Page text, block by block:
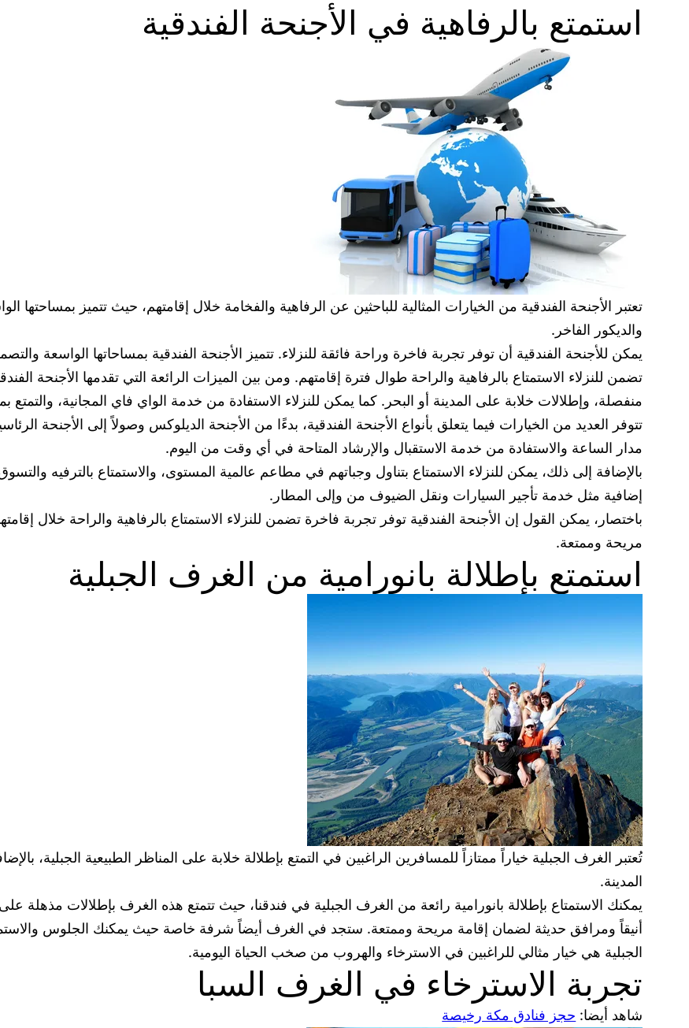
استمتع بالرفاهية في الأجنحة الفندقية
تعتبر الأجنحة الفندقية من الخيارات المثالية للباحثين عن الرفاهية والفخامة خلال إقامتهم، حيث تتميز
والديكور الفاخر.
يمكن للأجنحة الفندقية أن توفر تجربة فاخرة وراحة فائقة للنزلاء. تتميز الأجنحة الفندقية بمساحاتها الواسعة
تضمن للنزلاء الاستمتاع بالرفاهية والراحة طوال فترة إقامتهم. ومن بين الميزات الرائعة التي تقدمها الأجنحة
منفصلة، وإطلالات خلابة على المدينة أو البحر. كما يمكن للنزلاء الاستفادة من خدمة الواي فاي المجانية، والتمتع
تتوفر العديد من الخيارات فيما يتعلق بأنواع الأجنحة الفندقية، بدءًا من الأجنحة الديلوكس وصولاً إلى الأجنحة
مدار الساعة والاستفادة من خدمة الاستقبال والإرشاد المتاحة في أي وقت من اليوم.
بالإضافة إلى ذلك، يمكن للنزلاء الاستمتاع بتناول وجباتهم في مطاعم عالمية المستوى، والاستمتاع بالترفيه
إضافية مثل خدمة تأجير السيارات ونقل الضيوف من وإلى المطار.
باختصار، يمكن القول إن الأجنحة الفندقية توفر تجربة فاخرة تضمن للنزلاء الاستمتاع بالرفاهية والراحة خلال
مريحة وممتعة.
استمتع بإطلالة بانورامية من الغرف الجبلية
تُعتبر الغرف الجبلية خياراً ممتازاً للمسافرين الراغبين في التمتع بإطلالة خلابة على المناظر الطبيعية الجبلية،
المدينة.
يمكنك الاستمتاع بإطلالة بانورامية رائعة من الغرف الجبلية في فندقنا، حيث تتمتع هذه الغرف بإطلالات مذهلة
أنيقاً ومرافق حديثة لضمان إقامة مريحة وممتعة. ستجد في الغرف أيضاً شرفة خاصة حيث يمكنك الجلوس
الجبلية هي خيار مثالي للراغبين في الاسترخاء والهروب من صخب الحياة اليومية.
تجربة الاسترخاء في الغرف السبا
شاهد أيضا: حجز فنادق مكة رخيصة